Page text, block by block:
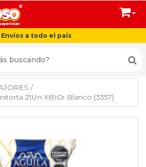
Envíos a todo el país
/
21Un X69Gr Blanco (3357)